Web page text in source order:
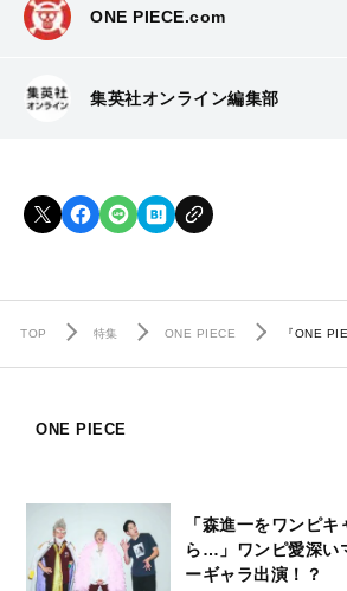
ONE PIECE.com
集英社オンライン編集部
TOP 特集 ONE PIECE 『ONE
ONE PIECE
「森進一をワンピ
ら…」ワンピ愛深い
ーギャラ出演！？